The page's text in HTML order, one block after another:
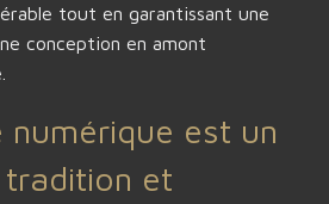
tout en garantissant une
conception en amont
numérique est un
tradition et